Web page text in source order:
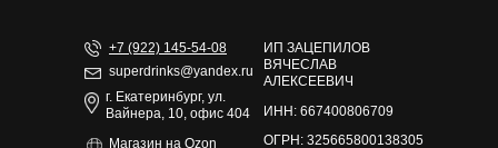
ИП ЗАЦЕПИЛОВ
ВЯЧЕСЛАВ
АЛЕКСЕЕВИЧ
ИНН: 667400806709
ОГРН: 325665800138305
superdrinks@yandex.ru
+7 (922) 145-54-08
г. Екатеринбург, ул.
Вайнера, 10, офис 404
Магазин на Ozon